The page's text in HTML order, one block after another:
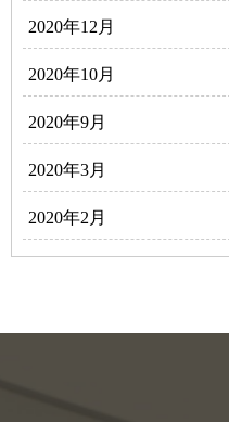
2020年12月
2020年10月
2020年9月
2020年3月
2020年2月